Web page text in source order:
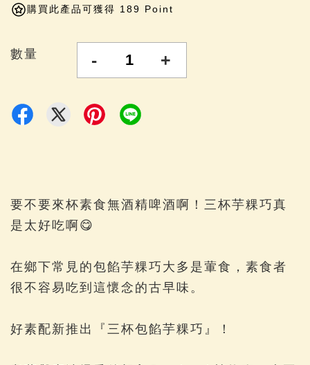
購買此產品可獲得 189 Point
數量 - +
要不要來杯素食無酒精啤酒啊！三杯芋粿巧真
是太好吃啊😋
在鄉下常見的包餡芋粿巧大多是葷食，素食者
很不容易吃到這懷念的古早味。
好素配新推出『三杯包餡芋粿巧』！